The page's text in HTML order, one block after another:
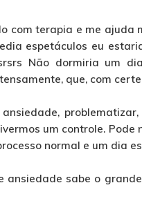
com terapia e me ajuda
espetáculos eu
Não dormiria um
que, com
um controle.
normal e um dia
ansiedade sabe o